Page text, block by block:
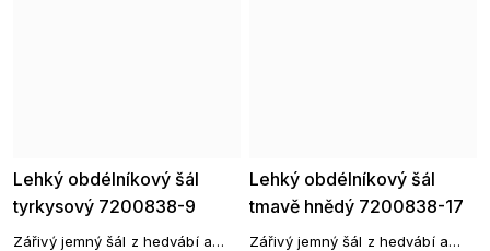
Lehký obdélníkový šál
tyrkysový 7200838-9
Zářivý jemný šál z hedvábí a
Lehký obdélníkový šál
tmavě hnědý 7200838-17
Zářivý jemný šál z hedvábí a